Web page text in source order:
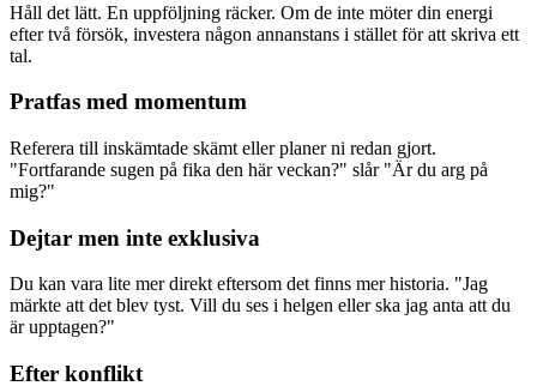
Håll det lätt. En uppföljning räcker. Om de inte möter din energi
efter två försök, investera någon annanstans i stället för att skriva ett
tal.
Pratfas med momentum
Referera till inskämtade skämt eller planer ni redan gjort.
"Fortfarande sugen på fika den här veckan?" slår "Är du arg på
mig?"
Dejtar men inte exklusiva
Du kan vara lite mer direkt eftersom det finns mer historia. "Jag
märkte att det blev tyst. Vill du ses i helgen eller ska jag anta att du
är upptagen?"
Efter konflikt